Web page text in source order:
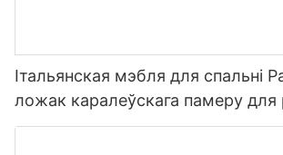
Італьянская мэбля для спальні
ложак каралеўскага памеру
віл